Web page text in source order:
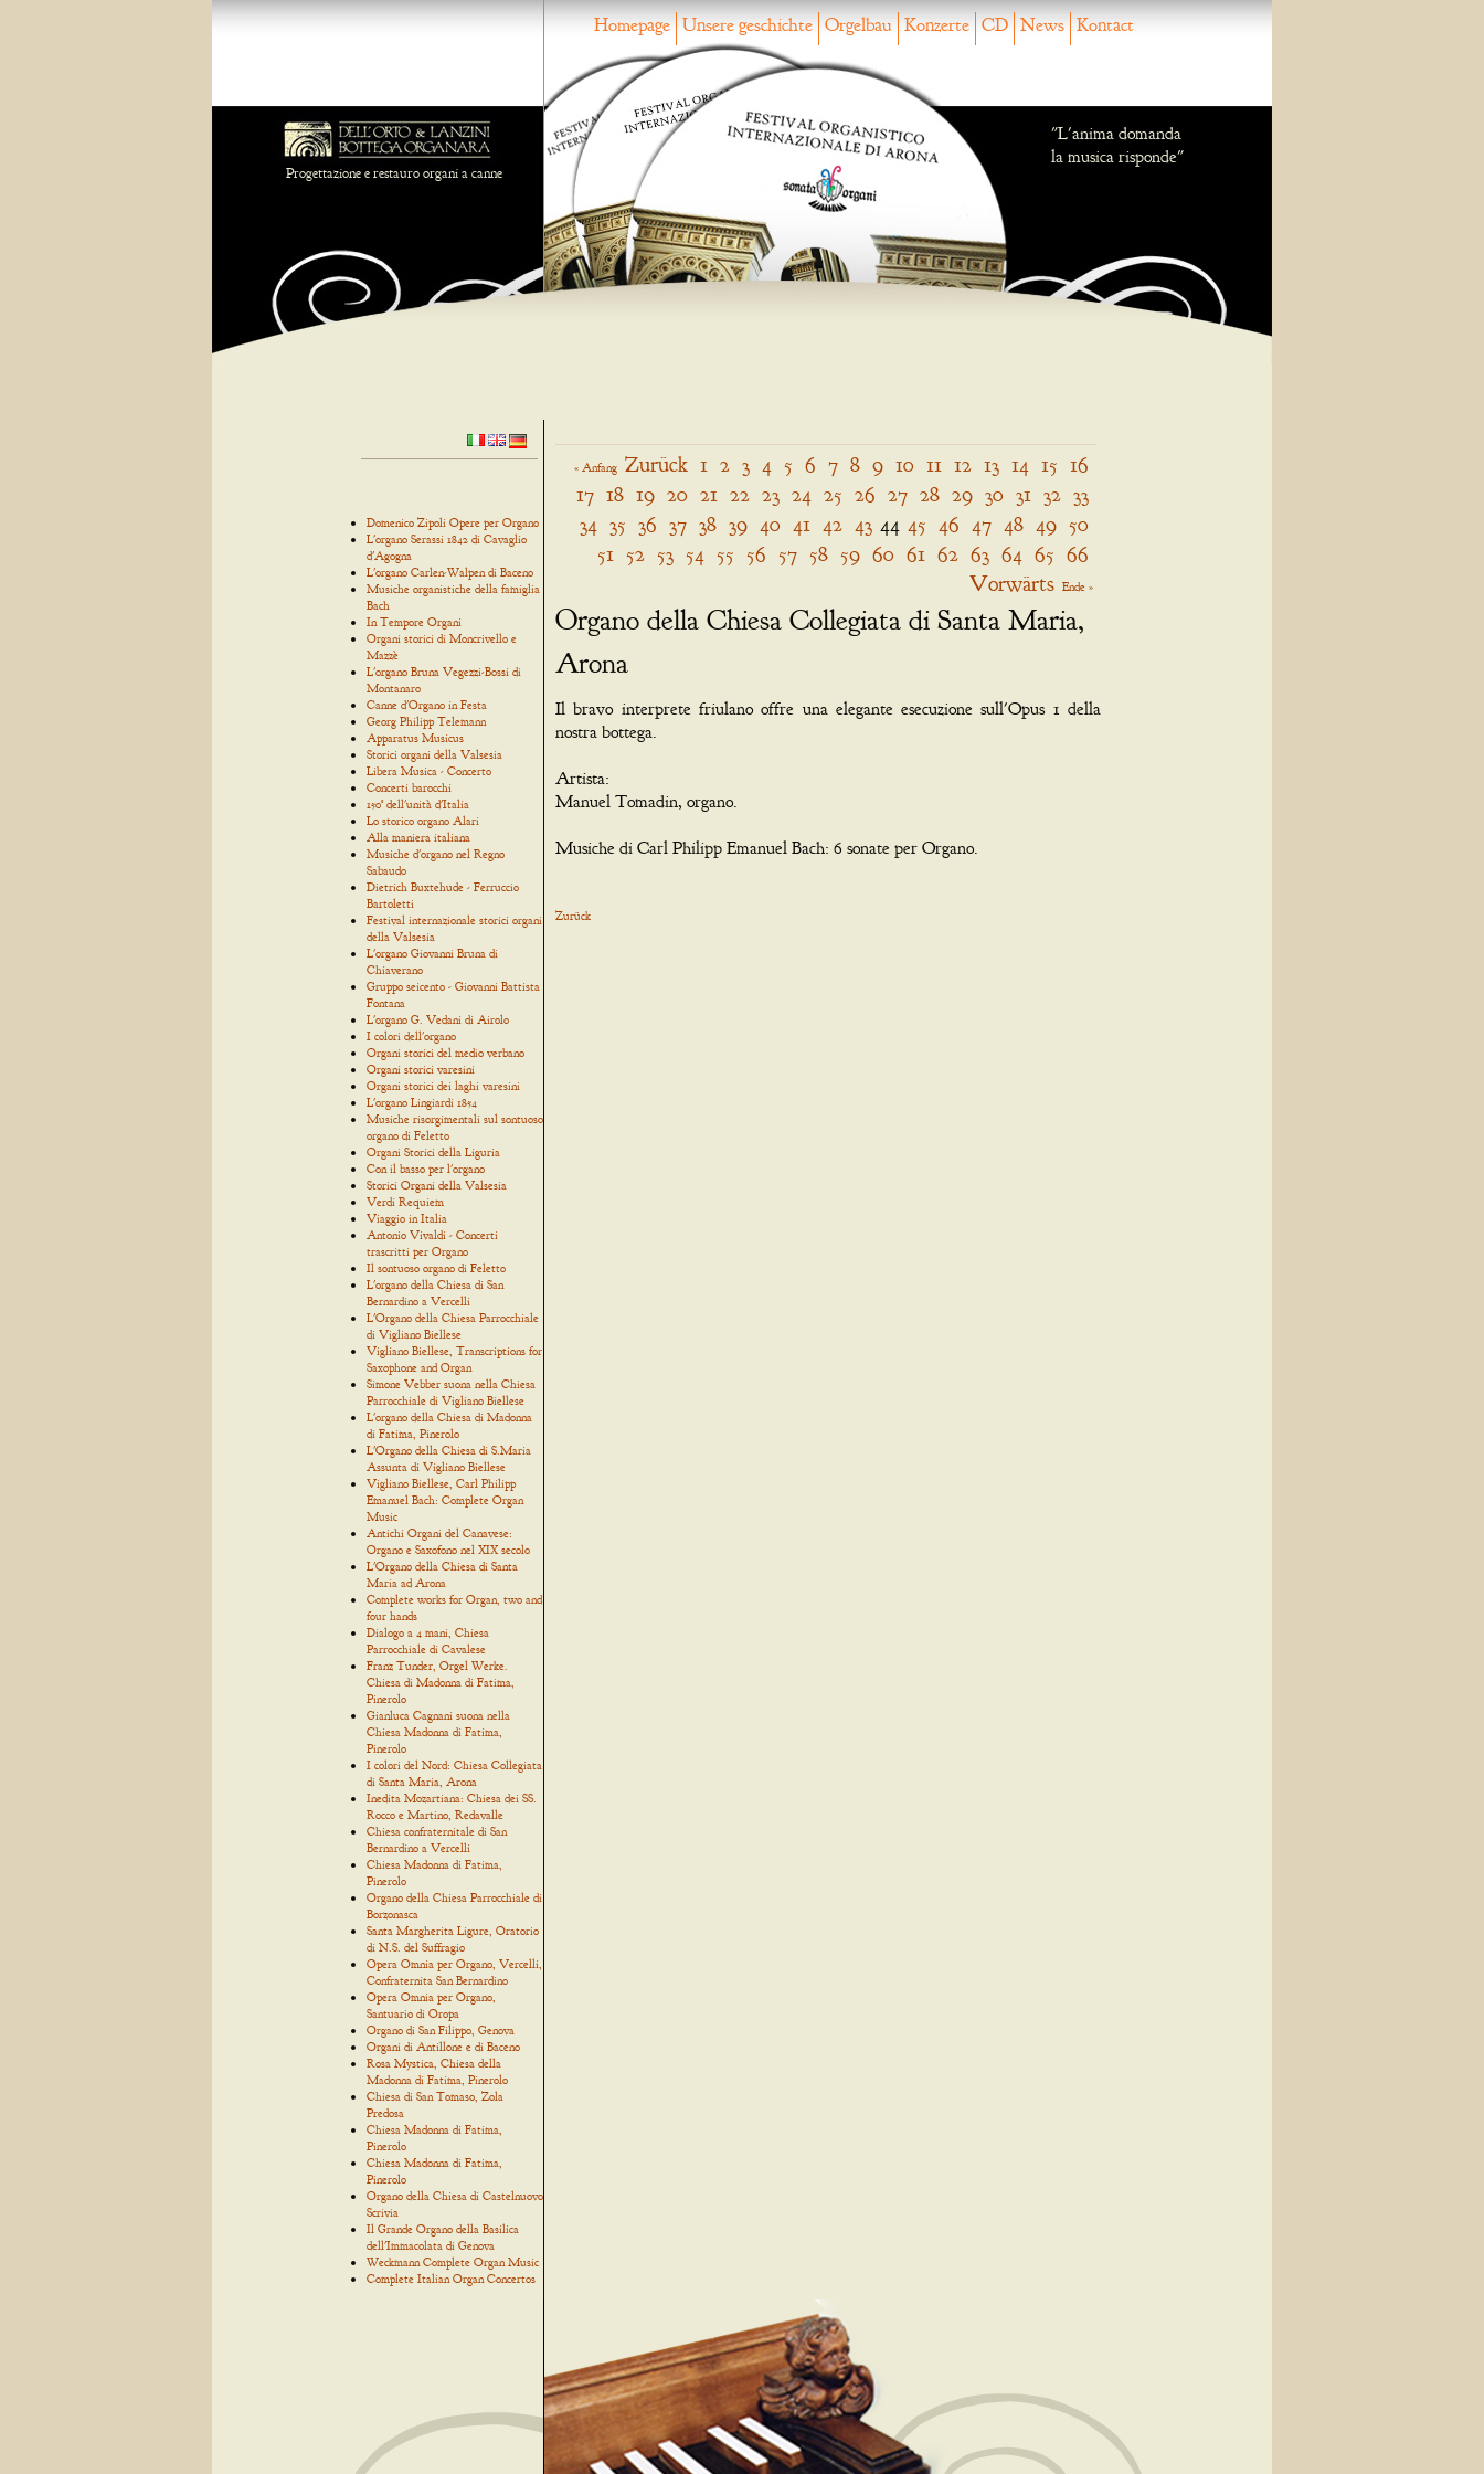
Homepage Unsere geschichte Orgelbau Konzerte CD News Kontact
Progettazione e restauro organi a canne
"L'anima domanda
la musica risponde"
Domenico Zipoli Opere per Organo
L'organo Serassi 1842 di Cavaglio
d'Agogna
L'organo Carlen-Walpen di Baceno
Musiche organistiche della famiglia
Bach
In Tempore Organi
Organi storici di Moncrivello e
Mazzè
L'organo Bruna Vegezzi-Bossi di
Montanaro
Canne d'Organo in Festa
Georg Philipp Telemann
Apparatus Musicus
Storici organi della Valsesia
Libera Musica - Concerto
Concerti barocchi
150° dell'unità d'Italia
Lo storico organo Alari
Alla maniera italiana
Musiche d'organo nel Regno
Sabaudo
Dietrich Buxtehude - Ferruccio
Bartoletti
Festival internazionale storici organi
della Valsesia
L'organo Giovanni Bruna di
Chiaverano
Gruppo seicento - Giovanni Battista
Fontana
L'organo G. Vedani di Airolo
I colori dell'organo
Organi storici del medio verbano
Organi storici varesini
Organi storici dei laghi varesini
L'organo Lingiardi 1854
Musiche risorgimentali sul sontuoso
organo di Feletto
Organi Storici della Liguria
Con il basso per l'organo
Storici Organi della Valsesia
Verdi Requiem
Viaggio in Italia
Antonio Vivaldi - Concerti
trascritti per Organo
Il sontuoso organo di Feletto
L'organo della Chiesa di San
Bernardino a Vercelli
L'Organo della Chiesa Parrocchiale
di Vigliano Biellese
Vigliano Biellese, Transcriptions for
Saxophone and Organ
Simone Vebber suona nella Chiesa
Parrocchiale di Vigliano Biellese
L'organo della Chiesa di Madonna
di Fatima, Pinerolo
L'Organo della Chiesa di S.Maria
Assunta di Vigliano Biellese
Vigliano Biellese, Carl Philipp
Emanuel Bach: Complete Organ
Music
Antichi Organi del Canavese:
Organo e Saxofono nel XIX secolo
L'Organo della Chiesa di Santa
Maria ad Arona
Complete works for Organ, two and
four hands
Dialogo a 4 mani, Chiesa
Parrocchiale di Cavalese
Franz Tunder, Orgel Werke.
Chiesa di Madonna di Fatima,
Pinerolo
Gianluca Cagnani suona nella
Chiesa Madonna di Fatima,
Pinerolo
I colori del Nord: Chiesa Collegiata
di Santa Maria, Arona
Inedita Mozartiana: Chiesa dei SS.
Rocco e Martino, Redavalle
Chiesa confraternitale di San
Bernardino a Vercelli
Chiesa Madonna di Fatima,
Pinerolo
Organo della Chiesa Parrocchiale di
Borzonasca
Santa Margherita Ligure, Oratorio
di N.S. del Suffragio
Opera Omnia per Organo, Vercelli,
Confraternita San Bernardino
Opera Omnia per Organo,
Santuario di Oropa
Organo di San Filippo, Genova
Organi di Antillone e di Baceno
Rosa Mystica, Chiesa della
Madonna di Fatima, Pinerolo
Chiesa di San Tomaso, Zola
Predosa
Chiesa Madonna di Fatima,
Pinerolo
Chiesa Madonna di Fatima,
Pinerolo
Organo della Chiesa di Castelnuovo
Scrivia
Il Grande Organo della Basilica
dell'Immacolata di Genova
Weckmann Complete Organ Music
Complete Italian Organ Concertos
« Anfang Zurück 1 2 3 4 5 6 7 8 9 10 11 12 13 14 15 16
17 18 19 20 21 22 23 24 25 26 27 28 29 30 31 32 33
34 35 36 37 38 39 40 41 42 43 44 45 46 47 48 49 50
51 52 53 54 55 56 57 58 59 60 61 62 63 64 65 66
Vorwärts Ende »
Organo della Chiesa Collegiata di Santa Maria,
Arona
Il bravo interprete friulano offre una elegante esecuzione sull'Opus 1 della
nostra bottega.
Artista:
Manuel Tomadin, organo.
Musiche di Carl Philipp Emanuel Bach: 6 sonate per Organo.
Zurück